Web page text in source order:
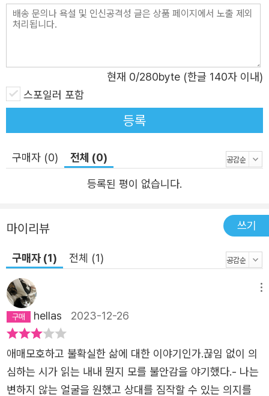
워지기 전까지 표정은 희박했으며 선택하기 전까지 분명히
기회가 있었다 말하지 못해서, 말보다 자신이 더 확실해서
전” “선택하기 전” “날씨가 되기 전”의 상황에 대해 이야기
하고 있다. 그런데 주목해야 할 것은 모든 일이 일어난 뒤 그
전을 회상하는 식으로 진행되는 이 시의 제목이 ‘아직은 모
른다’라는 사실이다. 1부의 명사형 제목들 틈에 놓여 있는 이
문장형 제목은 정영효의 시를 읽는 힌트가 되어주는데, 그것
은 시인이 지어놓은 시의 구조와 관계된다. 앞서 말한 것처
식으로 이루어져 있다. “그는 아니었는데 그가 될 수도 있다
필요는 없지만 줄을 벗어나면 안 된다 앞을 바라봐야 하지만
앞을 넘어서면 안 된다”(「투어」), “갑자기 건물 안을 뒤지기
도 하고 건물 밖을 서성이기도 한다 건물과 상관없는 곳에
있으면// 건물 때문에 달려오기도 한다”(「건물주」). “제목에
서 끝나는”(「제목에서 끝나는」, 『계속 열리는 믿음』) 일종의
블랙코미디처럼 읽히기도 하는 이 시편들은 그러나 제목의
자리를 ‘아직은 모른다’고 비워두는 순간 전혀 다른 의미를
지니게 된다. 문학평론가 고봉준이 짚어 보였듯 정영효의 시
현재 0/280byte (한글 140자 이내)
스포일러 포함
등록
구매자 (0) 전체 (0)
등록된 평이 없습니다.
마이리뷰 쓰기
구매자 (1) 전체 (1)
hellas 2023-12-26
애매모호하고 불확실한 삶에 대한 이야기인가.끊임 없이 의
심하는 시가 읽는 내내 뭔지 모를 불안감을 야기했다.- 나는
변하지 않는 얼굴을 원했고 상대를 짐작할 수 있는 의지를